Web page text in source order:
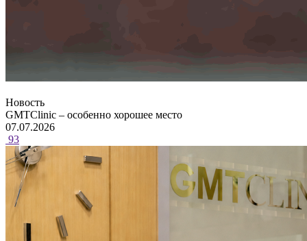
Новость
GMTClinic – особенно хорошее место
07.07.2026
93